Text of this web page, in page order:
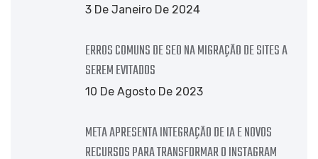
3 De Janeiro De 2024
ERROS COMUNS DE SEO NA MIGRAÇÃO DE SITES A
SEREM EVITADOS
10 De Agosto De 2023
META APRESENTA INTEGRAÇÃO DE IA E NOVOS
RECURSOS PARA TRANSFORMAR O INSTAGRAM